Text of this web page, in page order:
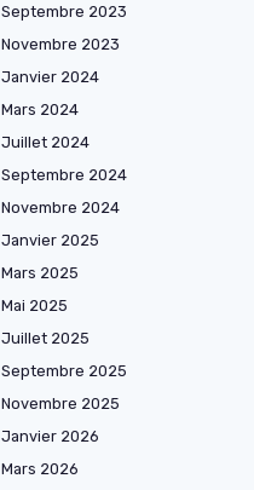
Septembre 2023
Novembre 2023
Janvier 2024
Mars 2024
Juillet 2024
Septembre 2024
Novembre 2024
Janvier 2025
Mars 2025
Mai 2025
Juillet 2025
Septembre 2025
Novembre 2025
Janvier 2026
Mars 2026